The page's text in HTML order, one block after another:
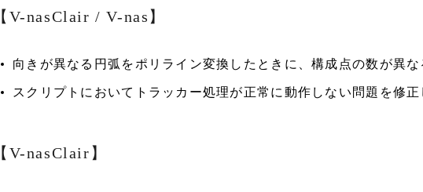
【V-nasClair / V-nas】
向きが異なる円弧をポリライン変換したときに、構成点の数が異
スクリプトにおいてトラッカー処理が正常に動作しない問題を修正
【V-nasClair】